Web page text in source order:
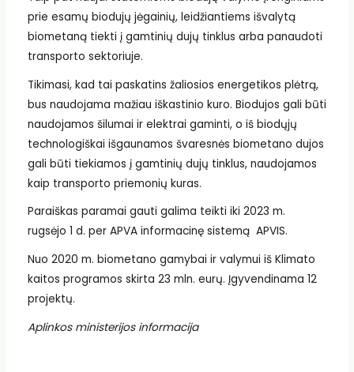
prie esamų biodujų jėgainių, leidžiantiems išvalytą
biometaną tiekti į gamtinių dujų tinklus arba panaudoti
transporto sektoriuje.
Tikimasi, kad tai paskatins žaliosios energetikos plėtrą,
bus naudojama mažiau iškastinio kuro. Biodujos gali būti
naudojamos šilumai ir elektrai gaminti, o iš biodųjų
technologiškai išgaunamos švaresnės biometano dujos
gali būti tiekiamos į gamtinių dujų tinklus, naudojamos
kaip transporto priemonių kuras.
Paraiškas paramai gauti galima teikti iki 2023 m.
rugsėjo 1 d. per APVA informacinę sistemą APVIS.
Nuo 2020 m. biometano gamybai ir valymui iš Klimato
kaitos programos skirta 23 mln. eurų. Įgyvendinama 12
projektų.
Aplinkos ministerijos informacija